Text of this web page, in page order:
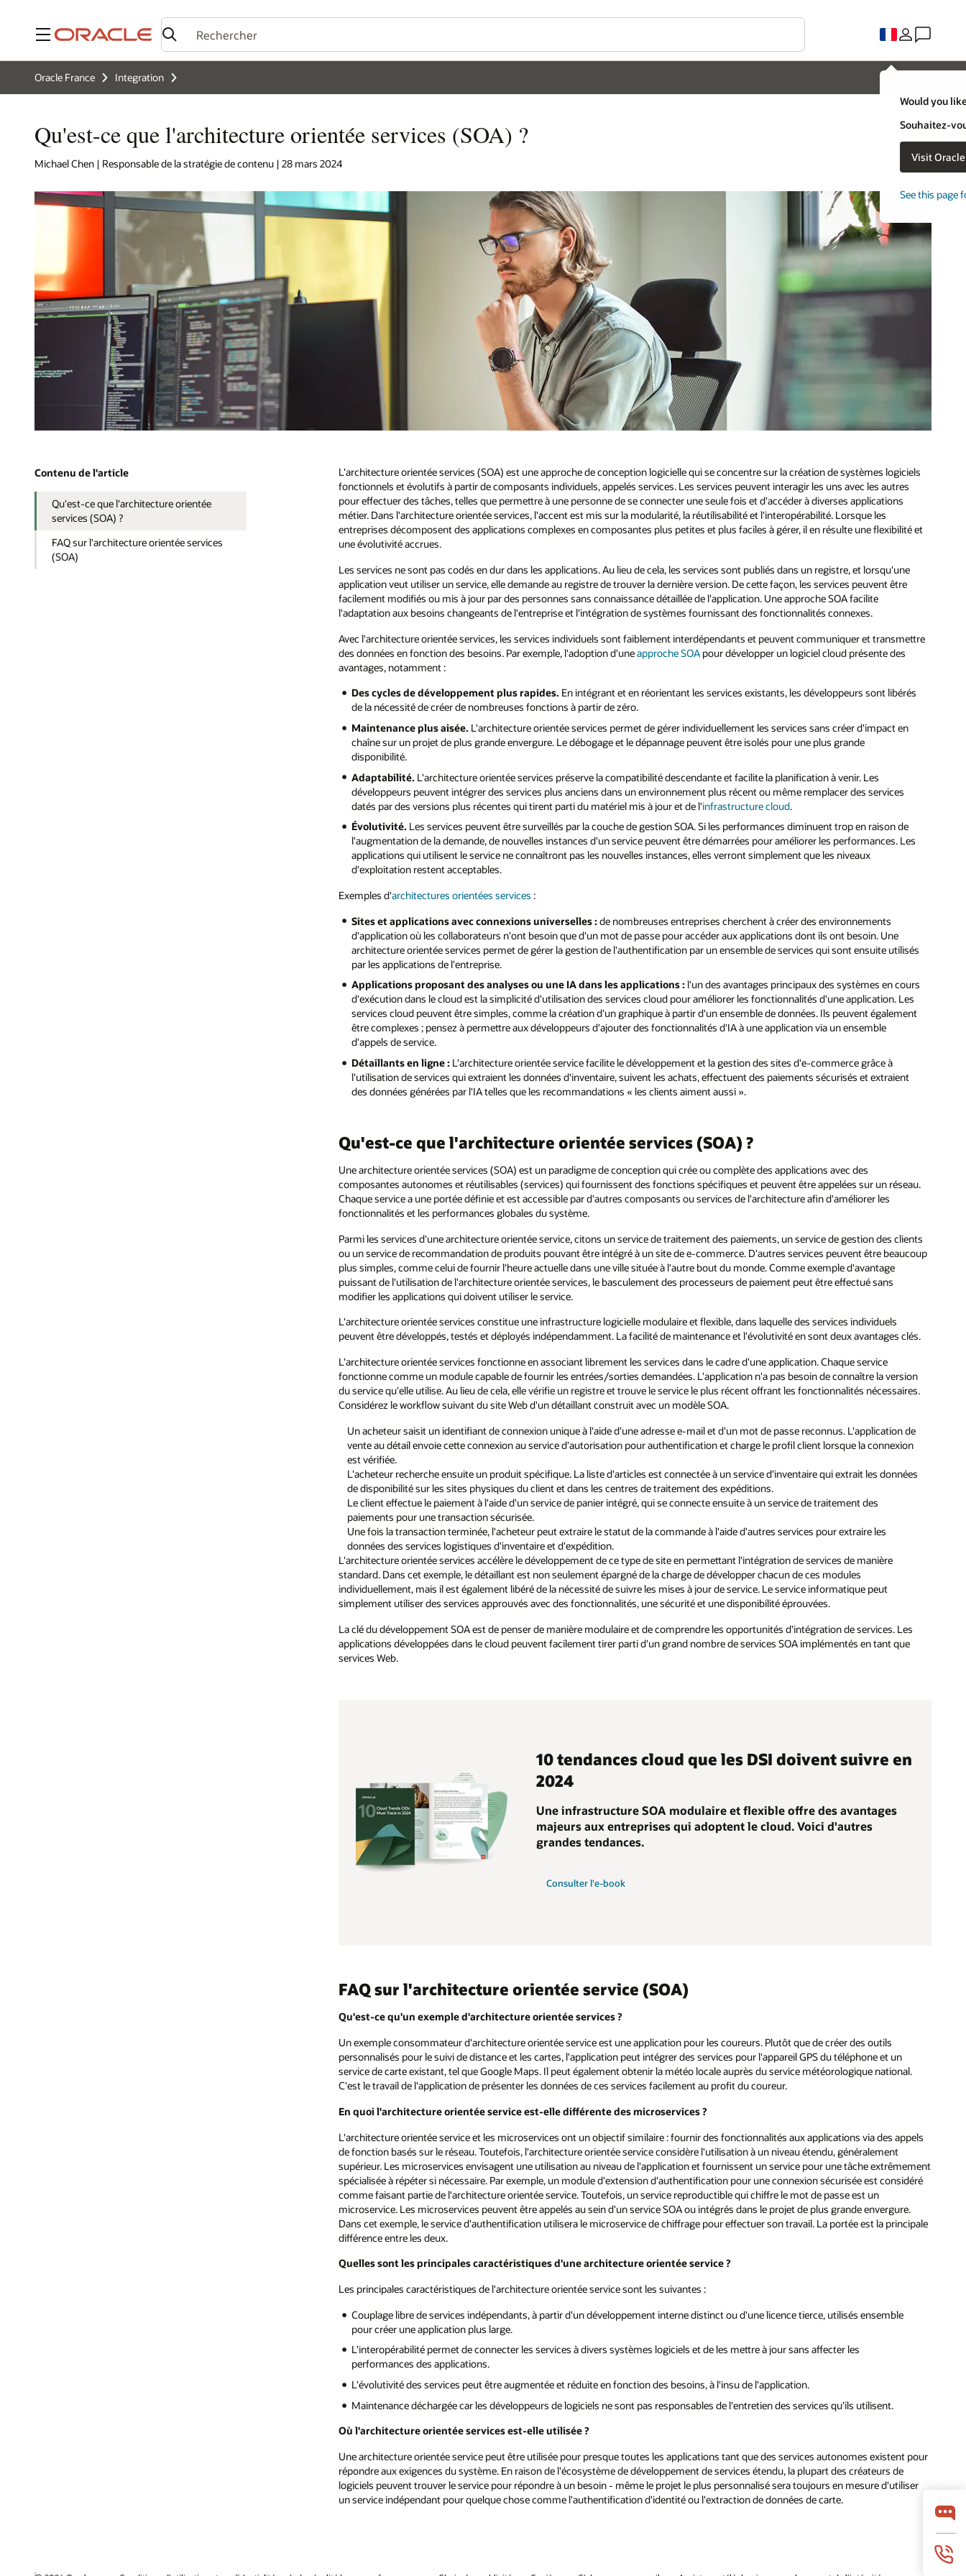
Menu
Would you
Souhaitez-
Visit
See this page
Oracle France Integration
Qu'est-ce que l'architecture orientée services (SOA) ?
Michael Chen | Responsable de la stratégie de contenu | 28 mars 2024
Contenu de l'article
Qu'est-ce que l'architecture orientée
services (SOA) ?
FAQ sur l'architecture orientée services
(SOA)
L'architecture orientée services (SOA) est une approche de conception logicielle qui se concentre sur la création de systèmes logiciels
fonctionnels et évolutifs à partir de composants individuels, appelés services. Les services peuvent interagir les uns avec les autres
pour effectuer des tâches, telles que permettre à une personne de se connecter une seule fois et d'accéder à diverses applications
métier. Dans l'architecture orientée services, l'accent est mis sur la modularité, la réutilisabilité et l'interopérabilité. Lorsque les
entreprises décomposent des applications complexes en composantes plus petites et plus faciles à gérer, il en résulte une flexibilité et
une évolutivité accrues.
Les services ne sont pas codés en dur dans les applications. Au lieu de cela, les services sont publiés dans un registre, et lorsqu'une
application veut utiliser un service, elle demande au registre de trouver la dernière version. De cette façon, les services peuvent être
facilement modifiés ou mis à jour par des personnes sans connaissance détaillée de l'application. Une approche SOA facilite
l'adaptation aux besoins changeants de l'entreprise et l'intégration de systèmes fournissant des fonctionnalités connexes.
Avec l'architecture orientée services, les services individuels sont faiblement interdépendants et peuvent communiquer et transmettre
des données en fonction des besoins. Par exemple, l'adoption d'uneapproche SOA pour développer un logiciel cloud présente des
avantages, notamment :
Des cycles de développement plus rapides. En intégrant et en réorientant les services existants, les développeurs sont libérés
de la nécessité de créer de nombreuses fonctions à partir de zéro.
Maintenance plus aisée. L'architecture orientée services permet de gérer individuellement les services sans créer d'impact en
chaîne sur un projet de plus grande envergure. Le débogage et le dépannage peuvent être isolés pour une plus grande
disponibilité.
Adaptabilité. L'architecture orientée services préserve la compatibilité descendante et facilite la planification à venir. Les
développeurs peuvent intégrer des services plus anciens dans un environnement plus récent ou même remplacer des services
datés par des versions plus récentes qui tirent parti du matériel mis à jour et de l'infrastructure cloud.
Évolutivité. Les services peuvent être surveillés par la couche de gestion SOA. Si les performances diminuent trop en raison de
l'augmentation de la demande, de nouvelles instances d'un service peuvent être démarrées pour améliorer les performances. Les
applications qui utilisent le service ne connaîtront pas les nouvelles instances, elles verront simplement que les niveaux
d'exploitation restent acceptables.
Exemples d'architectures orientées services :
Sites et applications avec connexions universelles : de nombreuses entreprises cherchent à créer des environnements
d'application où les collaborateurs n'ont besoin que d'un mot de passe pour accéder aux applications dont ils ont besoin. Une
architecture orientée services permet de gérer la gestion de l'authentification par un ensemble de services qui sont ensuite utilisés
par les applications de l'entreprise.
Applications proposant des analyses ou une IA dans les applications : l'un des avantages principaux des systèmes en cours
d'exécution dans le cloud est la simplicité d'utilisation des services cloud pour améliorer les fonctionnalités d'une application. Les
services cloud peuvent être simples, comme la création d'un graphique à partir d'un ensemble de données. Ils peuvent également
être complexes ; pensez à permettre aux développeurs d'ajouter des fonctionnalités d'IA à une application via un ensemble
d'appels de service.
Détaillants en ligne : L'architecture orientée service facilite le développement et la gestion des sites d'e-commerce grâce à
l'utilisation de services qui extraient les données d'inventaire, suivent les achats, effectuent des paiements sécurisés et extraient
des données générées par l'IA telles que les recommandations « les clients aiment aussi ».
Qu'est-ce que l'architecture orientée services (SOA) ?
Une architecture orientée services (SOA) est un paradigme de conception qui crée ou complète des applications avec des
composantes autonomes et réutilisables (services) qui fournissent des fonctions spécifiques et peuvent être appelées sur un réseau.
Chaque service a une portée définie et est accessible par d'autres composants ou services de l'architecture afin d'améliorer les
fonctionnalités et les performances globales du système.
Parmi les services d'une architecture orientée service, citons un service de traitement des paiements, un service de gestion des clients
ou un service de recommandation de produits pouvant être intégré à un site de e-commerce. D'autres services peuvent être beaucoup
plus simples, comme celui de fournir l'heure actuelle dans une ville située à l'autre bout du monde. Comme exemple d'avantage
puissant de l'utilisation de l'architecture orientée services, le basculement des processeurs de paiement peut être effectué sans
modifier les applications qui doivent utiliser le service.
L'architecture orientée services constitue une infrastructure logicielle modulaire et flexible, dans laquelle des services individuels
peuvent être développés, testés et déployés indépendamment. La facilité de maintenance et l'évolutivité en sont deux avantages clés.
L'architecture orientée services fonctionne en associant librement les services dans le cadre d'une application. Chaque service
fonctionne comme un module capable de fournir les entrées/sorties demandées. L'application n'a pas besoin de connaître la version
du service qu'elle utilise. Au lieu de cela, elle vérifie un registre et trouve le service le plus récent offrant les fonctionnalités nécessaires.
Considérez le workflow suivant du site Web d'un détaillant construit avec un modèle SOA.
Un acheteur saisit un identifiant de connexion unique à l'aide d'une adresse e-mail et d'un mot de passe reconnus. L'application de
vente au détail envoie cette connexion au service d'autorisation pour authentification et charge le profil client lorsque la connexion
est vérifiée.
L'acheteur recherche ensuite un produit spécifique. La liste d'articles est connectée à un service d'inventaire qui extrait les données
de disponibilité sur les sites physiques du client et dans les centres de traitement des expéditions.
Le client effectue le paiement à l'aide d'un service de panier intégré, qui se connecte ensuite à un service de traitement des
paiements pour une transaction sécurisée.
Une fois la transaction terminée, l'acheteur peut extraire le statut de la commande à l'aide d'autres services pour extraire les
données des services logistiques d'inventaire et d'expédition.
L'architecture orientée services accélère le développement de ce type de site en permettant l'intégration de services de manière
standard. Dans cet exemple, le détaillant est non seulement épargné de la charge de développer chacun de ces modules
individuellement, mais il est également libéré de la nécessité de suivre les mises à jour de service. Le service informatique peut
simplement utiliser des services approuvés avec des fonctionnalités, une sécurité et une disponibilité éprouvées.
La clé du développement SOA est de penser de manière modulaire et de comprendre les opportunités d'intégration de services. Les
applications développées dans le cloud peuvent facilement tirer parti d'un grand nombre de services SOA implémentés en tant que
services Web.
10 tendances cloud que les DSI doivent suivre en
2024
Une infrastructure SOA modulaire et flexible offre des avantages
majeurs aux entreprises qui adoptent le cloud. Voici d'autres
grandes tendances.
Consulter l'e-book
FAQ sur l'architecture orientée service (SOA)
Qu'est-ce qu'un exemple d'architecture orientée services ?
Un exemple consommateur d'architecture orientée service est une application pour les coureurs. Plutôt que de créer des outils
personnalisés pour le suivi de distance et les cartes, l'application peut intégrer des services pour l'appareil GPS du téléphone et un
service de carte existant, tel que Google Maps. Il peut également obtenir la météo locale auprès du service météorologique national.
C'est le travail de l'application de présenter les données de ces services facilement au profit du coureur.
En quoi l'architecture orientée service est-elle différente des microservices ?
L'architecture orientée service et les microservices ont un objectif similaire : fournir des fonctionnalités aux applications via des appels
de fonction basés sur le réseau. Toutefois, l'architecture orientée service considère l'utilisation à un niveau étendu, généralement
supérieur. Les microservices envisagent une utilisation au niveau de l'application et fournissent un service pour une tâche extrêmement
spécialisée à répéter si nécessaire. Par exemple, un module d'extension d'authentification pour une connexion sécurisée est considéré
comme faisant partie de l'architecture orientée service. Toutefois, un service reproductible qui chiffre le mot de passe est un
microservice. Les microservices peuvent être appelés au sein d'un service SOA ou intégrés dans le projet de plus grande envergure.
Dans cet exemple, le service d'authentification utilisera le microservice de chiffrage pour effectuer son travail. La portée est la principale
différence entre les deux.
Quelles sont les principales caractéristiques d'une architecture orientée service ?
Les principales caractéristiques de l'architecture orientée service sont les suivantes :
Couplage libre de services indépendants, à partir d'un développement interne distinct ou d'une licence tierce, utilisés ensemble
pour créer une application plus large.
L'interopérabilité permet de connecter les services à divers systèmes logiciels et de les mettre à jour sans affecter les
performances des applications.
L'évolutivité des services peut être augmentée et réduite en fonction des besoins, à l'insu de l'application.
Maintenance déchargée car les développeurs de logiciels ne sont pas responsables de l'entretien des services qu'ils utilisent.
Où l'architecture orientée services est-elle utilisée ?
Une architecture orientée service peut être utilisée pour presque toutes les applications tant que des services autonomes existent pour
répondre aux exigences du système. En raison de l'écosystème de développement de services étendu, la plupart des créateurs de
logiciels peuvent trouver le service pour répondre à un besoin - même le projet le plus personnalisé sera toujours en mesure d'utiliser
un service indépendant pour quelque chose comme l'authentification d'identité ou l'extraction de données de carte.